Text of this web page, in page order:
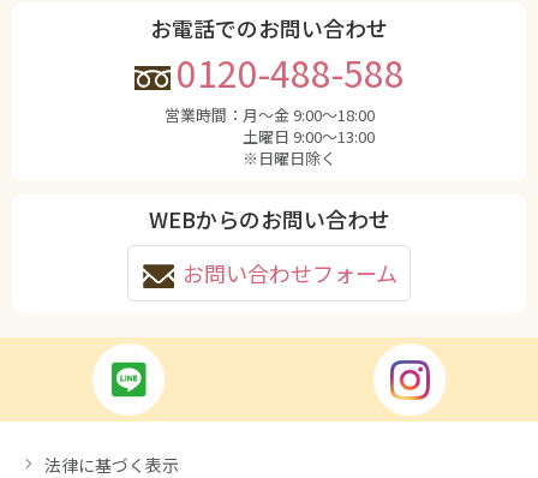
お電話でのお問い合わせ
0120-488-588
営業時間： 月〜金 9:00〜18:00
土曜日 9:00〜13:00
※日曜日除く
WEBからのお問い合わせ
お問い合わせフォーム
法律に基づく表示